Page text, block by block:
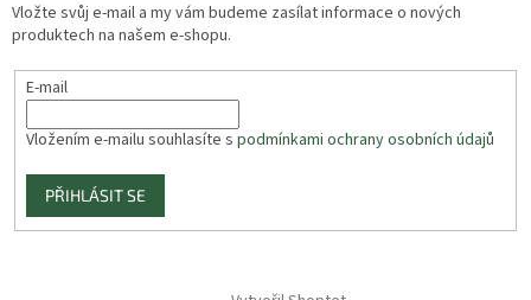
Vložte svůj e-mail a my vám budeme zasílat informace o nových
produktech na našem e-shopu.
E-mail
Vložením e-mailu souhlasíte s podmínkami ochrany osobních údajů
PŘIHLÁSIT SE